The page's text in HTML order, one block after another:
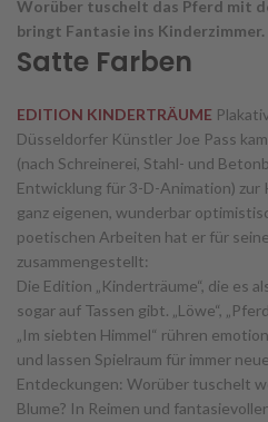
Worüber tuschelt das Pferd mit
bringt Fantasie ins Kinderzimmer.
Satte Farben
EDITION KINDERTRÄUME
Düsseldorfer Künstler Joe Pass
(nach Schreinerei, Stahl- und
Entwicklung für 3-D-Animation)
ganz eigenen, wunderbar
poetischen Arbeiten hat er für
zusammengestellt:
Die Edition „Kinderträume“, die es
sogar auf Tassen gibt. „Löwe“,
„Im siebten Himmel“ rühren
und lassen Spielraum für immer
Entdeckungen: Worüber tuschelt
Blume? In Reimen und